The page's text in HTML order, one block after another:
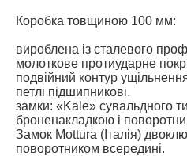
Коробка товщиною 100 мм:
вироблена із сталевого
молоткове протиударне
подвійний контур
петлі підшипникові.
замки: «Kale» сувальдного
броненакладкою і
Замок Mottura (Італія)
поворотником всередині.